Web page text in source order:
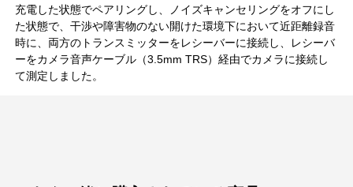
充電した状態でペアリングし、ノイズキャンセリングをオフにし
た状態で、干渉や障害物のない開けた環境下において近距離録音
時に、両方のトランスミッターをレシーバーに接続し、レシーバ
ーをカメラ音声ケーブル（3.5mm TRS）経由でカメラに接続し
て測定しました。